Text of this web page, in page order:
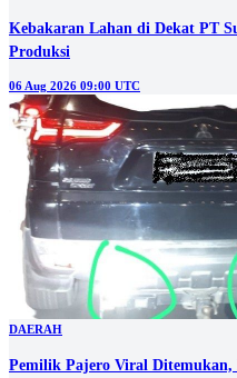
Kebakaran Lahan di Dekat PT
Produksi
06 Aug 2026 09:00 UTC
DAERAH
Pemilik Pajero Viral Ditemukan,